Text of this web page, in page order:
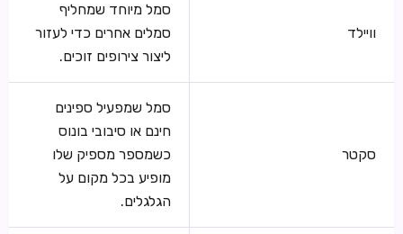
וויילד
סמל מיוחד שמחליף
סמלים אחרים כדי לעזור
ליצור צירופים זוכים.
סקטר
סמל שמפעיל ספינים
חינם או סיבובי בונוס
כשמספר מספיק שלו
מופיע בכל מקום על
הגלגלים.